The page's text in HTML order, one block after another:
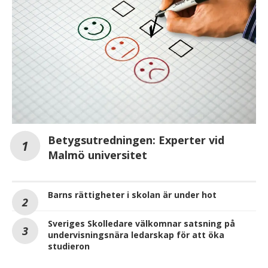
Betygsutredningen: Experter vid
Malmö universitet
Barns rättigheter i skolan är under hot
Sveriges Skolledare välkomnar satsning på
undervisningsnära ledarskap för att öka
studieron